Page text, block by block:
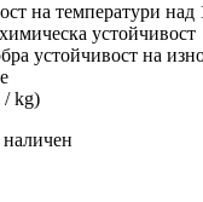
на температури над
устойчивост
устойчивост на
/ kg)